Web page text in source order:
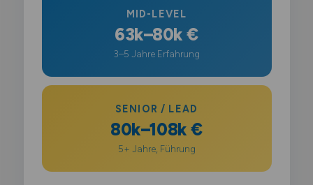
MID-LEVEL
63k–80k €
3–5 Jahre Erfahrung
SENIOR / LEAD
80k–108k €
5+ Jahre, Führung